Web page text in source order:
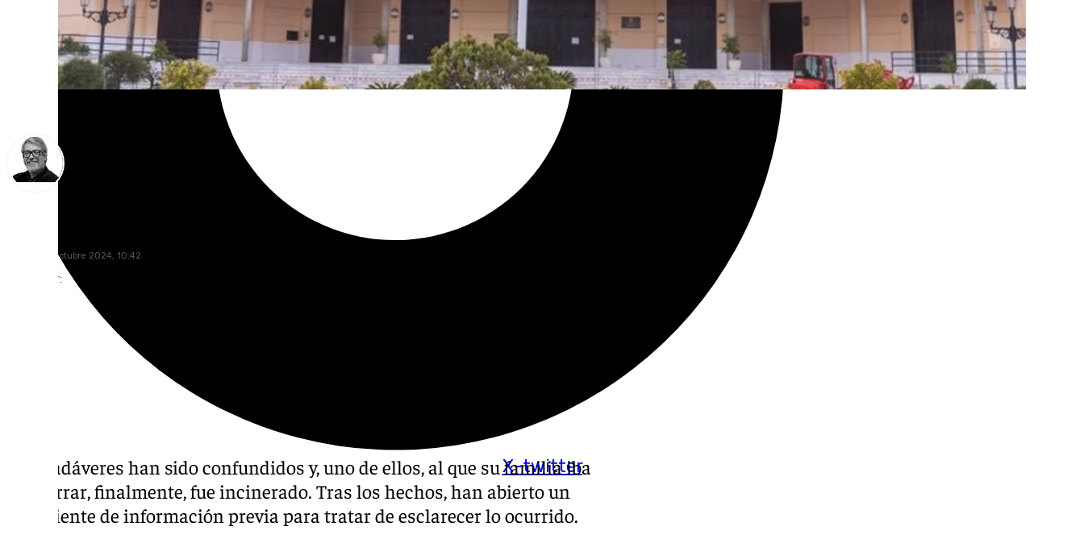
X-twitter
jueves, 24 octubre 2024, 10:42
Compartir:
Dos cadáveres han sido confundidos y, uno de ellos, al que su familia iba
a enterrar, finalmente, fue incinerado. Tras los hechos, han abierto un
expediente de información previa para tratar de esclarecer lo ocurrido.